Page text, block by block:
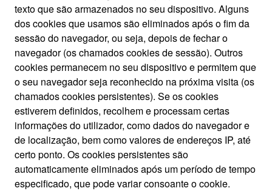
texto que são armazenados no seu dispositivo. Alguns
dos cookies que usamos são eliminados após o fim da
sessão do navegador, ou seja, depois de fechar o
navegador (os chamados cookies de sessão). Outros
cookies permanecem no seu dispositivo e permitem que
o seu navegador seja reconhecido na próxima visita (os
chamados cookies persistentes). Se os cookies
estiverem definidos, recolhem e processam certas
informações do utilizador, como dados do navegador e
de localização, bem como valores de endereços IP, até
certo ponto. Os cookies persistentes são
automaticamente eliminados após um período de tempo
especificado, que pode variar consoante o cookie.